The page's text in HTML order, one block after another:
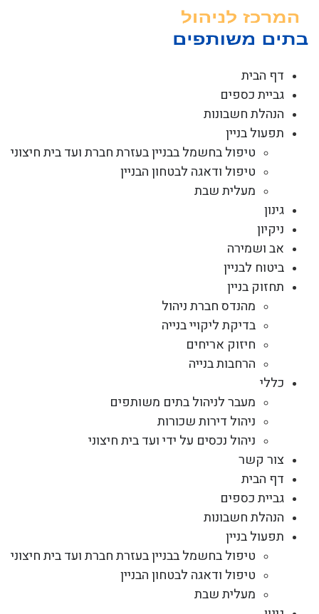
דף הבית
גביית כספים
הנהלת חשבונות
תפעול בניין
טיפול בחשמל בבניין בעזרת חברת ועד בית חיצוני
טיפול ודאגה לבטחון הבניין
מעלית שבת
גינון
ניקיון
אב ושמירה
ביטוח לבניין
תחזוק בניין
מהנדס חברת ניהול
בדיקת ליקויי בנייה
חיזוק אריחים
הרחבות בנייה
כללי
מעבר לניהול בתים משותפים
ניהול דירות שכורות
ניהול נכסים על ידי ועד בית חיצוני
צור קשר
דף הבית
גביית כספים
הנהלת חשבונות
תפעול בניין
טיפול בחשמל בבניין בעזרת חברת ועד בית חיצוני
טיפול ודאגה לבטחון הבניין
מעלית שבת